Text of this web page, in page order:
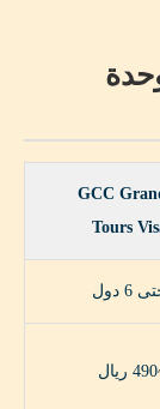
GCC
Tours
6 دول